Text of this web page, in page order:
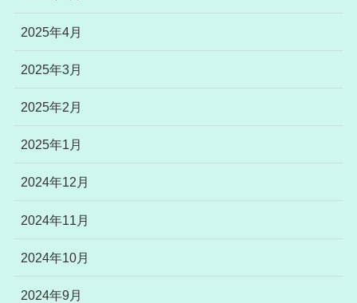
2025年4月
2025年3月
2025年2月
2025年1月
2024年12月
2024年11月
2024年10月
2024年9月